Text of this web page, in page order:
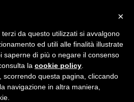
COCHI
×
da questo utilizzati si avvalgono
ed utili alle finalità illustrate
saperne di più o negare il consenso
la cookie policy
scorrendo questa pagina, cliccando
navigazione in altra maniera,